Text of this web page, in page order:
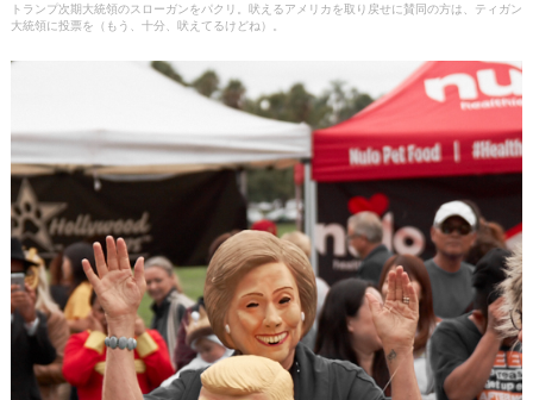
トランプ次期大統領のスローガンをパクリ。吠えるアメリカを取り戻せに賛同の方は、ティガン
大統領に投票を（もう、十分、吠えてるけどね）。